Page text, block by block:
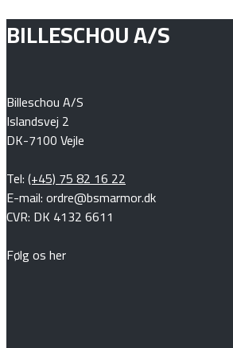
BILLESCHOU A/S
Billeschou A/S
Islandsvej 2
DK-7100 Vejle
Tel:(+45) 75 82 16 22
E-mail: ordre@bsmarmor.dk
CVR: DK 4132 6611
Følg os her